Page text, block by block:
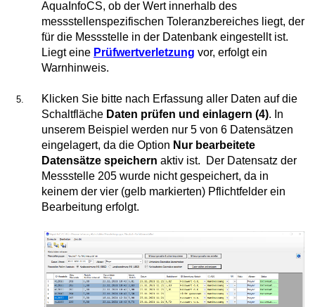
AquaInfoCS, ob der Wert innerhalb des
messstellenspezifischen Toleranzbereiches liegt, der
für die Messstelle in der Datenbank eingestellt ist.
Liegt eine Prüfwertverletzung vor, erfolgt ein
Warnhinweis.
Klicken Sie bitte nach Erfassung aller Daten auf die
Schaltfläche Daten prüfen und einlagern (4). In
unserem Beispiel werden nur 5 von 6 Datensätzen
eingelagert, da die Option Nur bearbeitete
Datensätze speichern aktiv ist. Der Datensatz der
Messstelle 205 wurde nicht gespeichert, da in
keinem der vier (gelb markierten) Pflichtfelder ein
Bearbeitung erfolgt.